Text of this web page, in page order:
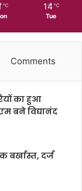
℃ 14 ℃
Tue
Comments
का हुआ
बने विद्यानंद
बर्खास्त, दर्ज